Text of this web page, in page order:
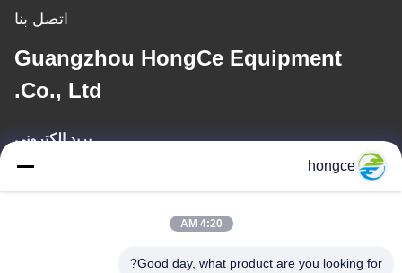
اتصل بنا
Guangzhou HongCe Equipment
Co., Ltd.
بريد إلكتروني
iven@hjauto.com.cn
hongce
4:20 AM
Good day, what product are you looking for?